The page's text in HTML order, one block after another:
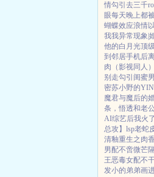
情勾引 去三千
眼每天晚上都
蝴蝶效应浪情
我我异常现象|
他的白月光顶
到邻居手机后
肉 （影视同人
别走勾引闺蜜
密苏小野的
魔君与魔后的
条，悟透和老
AI综艺后我火了
总攻】lsp老蛇
清釉重生之肉
男配不啻微芒
王恶毒女配不
发小的弟弟画